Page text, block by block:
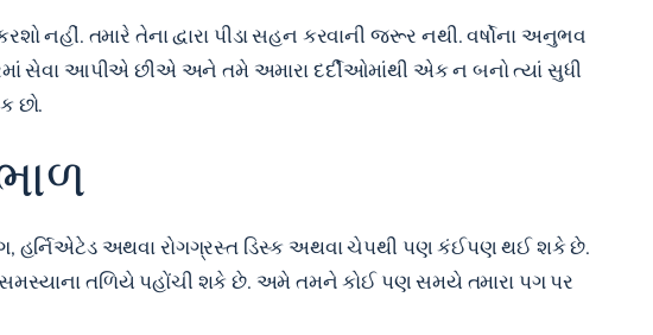
નહીં. તમારે તેના દ્વારા પીડા સહન કરવાની જરૂર નથી. વર્ષોના અનુભવ
સેવા આપીએ છીએ અને તમે અમારા દર્દીઓમાંથી એક ન બનો ત્યાં સુધી
છો.
અથવા રોગગ્રસ્ત ડિસ્ક અથવા ચેપથી પણ કંઈપણ થઈ શકે છે.
સમસ્યાના તળિયે પહોંચી શકે છે. અમે તમને કોઈ પણ સમયે તમારા પગ પર